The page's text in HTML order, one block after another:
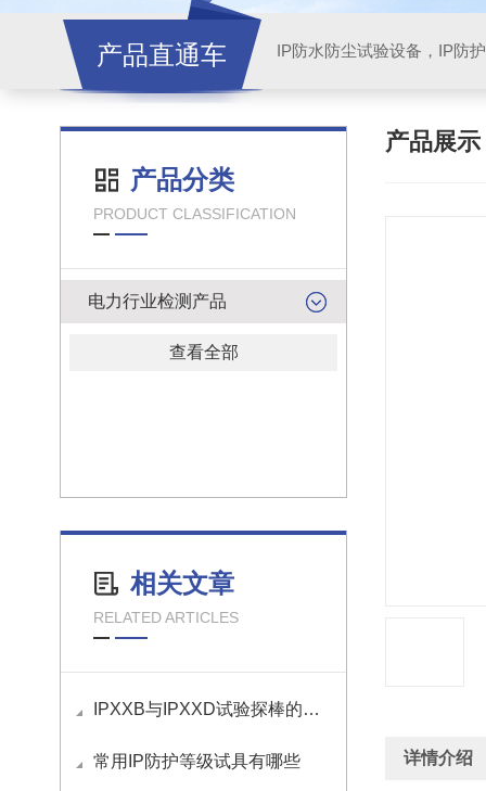
产品直通车
产品分类
PRODUCT CLASSIFICATION
电力行业检测产品
查看全部
相关文章
RELATED ARTICLES
IPXXB与IPXXD试验探棒的在汽车领域中应用
常用IP防护等级试具有哪些
产品展示
详情介绍